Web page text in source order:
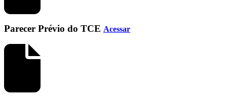
Parecer Prévio do TCE Acessar